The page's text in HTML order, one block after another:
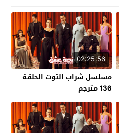
02:25:56
مسلسل شراب التوت الحلقة
136 مترجم